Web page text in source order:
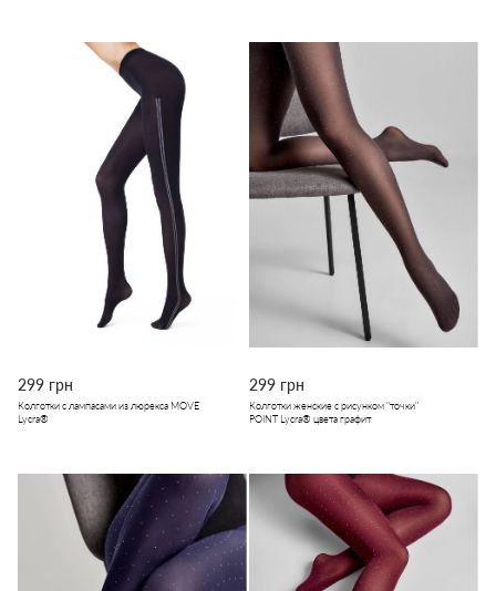
299 грн
Колготки с лампасами из люрекса MOVE
Lycra®
299 грн
Колготки женские с рисунком "точки"
POINT Lycra® цвета графит